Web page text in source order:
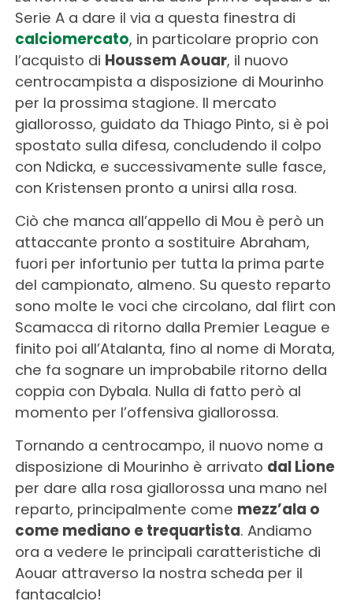
Serie A a dare il via a questa finestra di
calciomercato, in particolare proprio con
l’acquisto di Houssem Aouar, il nuovo
centrocampista a disposizione di Mourinho
per la prossima stagione. Il mercato
giallorosso, guidato da Thiago Pinto, si è poi
spostato sulla difesa, concludendo il colpo
con Ndicka, e successivamente sulle fasce,
con Kristensen pronto a unirsi alla rosa.
Ciò che manca all’appello di Mou è però un
attaccante pronto a sostituire Abraham,
fuori per infortunio per tutta la prima parte
del campionato, almeno. Su questo reparto
sono molte le voci che circolano, dal flirt con
Scamacca di ritorno dalla Premier League e
finito poi all’Atalanta, fino al nome di Morata,
che fa sognare un improbabile ritorno della
coppia con Dybala. Nulla di fatto però al
momento per l’offensiva giallorossa.
Tornando a centrocampo, il nuovo nome a
disposizione di Mourinho è arrivato dal Lione
per dare alla rosa giallorossa una mano nel
reparto, principalmente come mezz’ala o
come mediano e trequartista. Andiamo
ora a vedere le principali caratteristiche di
Aouar attraverso la nostra scheda per il
fantacalcio!